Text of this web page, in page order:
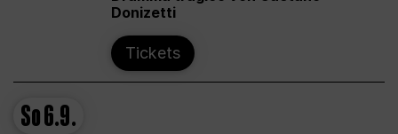
Donizetti
Tickets
So6.9.